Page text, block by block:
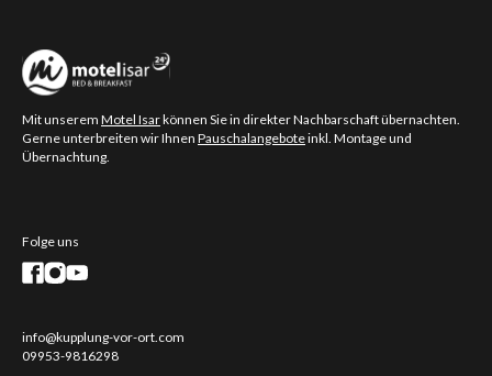
Mit unserem Motel Isarkönnen Sie in direkter Nachbarschaft übernachten.
Gerne unterbreiten wir Ihnen Pauschalangeboteinkl. Montage und
Übernachtung.
Folge uns
info@kupplung-vor-ort.com
09953-9816298